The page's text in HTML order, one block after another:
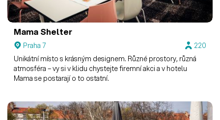
Mama Shelter
Praha 7
220
Unikátní místo s krásným designem. Různé prostory, různá
atmosféra – vy si v klidu chystejte firemní akci a v hotelu
Mama se postarají o to ostatní.